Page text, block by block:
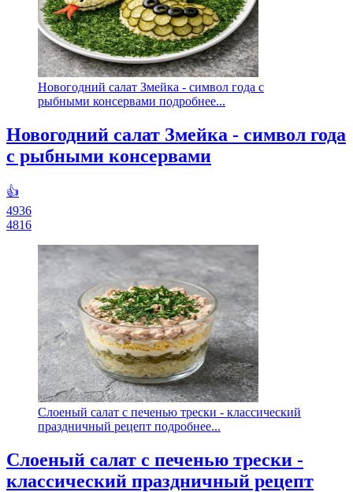
Новогодний салат Змейка - символ года с
рыбными консервами подробнее...
Новогодний салат Змейка - символ года
с рыбными консервами
👍
4936
4816
Слоеный салат с печенью трески - классический
праздничный рецепт подробнее...
Слоеный салат с печенью трески -
классический праздничный рецепт